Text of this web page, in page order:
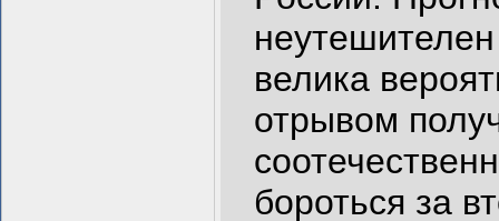
велика
отрывом
бороться за